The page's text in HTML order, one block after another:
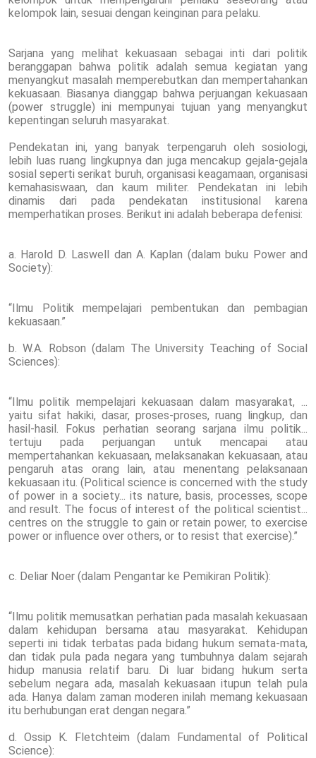
kelompok lain, sesuai dengan keinginan para pelaku.
Sarjana yang melihat kekuasaan sebagai inti dari politik
beranggapan bahwa politik adalah semua kegiatan yang
menyangkut masalah memperebutkan dan mempertahankan
kekuasaan. Biasanya dianggap bahwa perjuangan kekuasaan
(power struggle) ini mempunyai tujuan yang menyangkut
kepentingan seluruh masyarakat.
Pendekatan ini, yang banyak terpengaruh oleh sosiologi,
lebih luas ruang lingkupnya dan juga mencakup gejala-gejala
sosial seperti serikat buruh, organisasi keagamaan, organisasi
kemahasiswaan, dan kaum militer. Pendekatan ini lebih
dinamis dari pada pendekatan institusional karena
memperhatikan proses. Berikut ini adalah beberapa defenisi:
a. Harold D. Laswell dan A. Kaplan (dalam buku Power and
Society):
“Ilmu Politik mempelajari pembentukan dan pembagian
kekuasaan.”
b. W.A. Robson (dalam The University Teaching of Social
Sciences):
“Ilmu politik mempelajari kekuasaan dalam masyarakat, ...
yaitu sifat hakiki, dasar, proses-proses, ruang lingkup, dan
hasil-hasil. Fokus perhatian seorang sarjana ilmu politik...
tertuju pada perjuangan untuk mencapai atau
mempertahankan kekuasaan, melaksanakan kekuasaan, atau
pengaruh atas orang lain, atau menentang pelaksanaan
kekuasaan itu. (Political science is concerned with the study
of power in a society... its nature, basis, processes, scope
and result. The focus of interest of the political scientist...
centres on the struggle to gain or retain power, to exercise
power or influence over others, or to resist that exercise).”
c. Deliar Noer (dalam Pengantar ke Pemikiran Politik):
“Ilmu politik memusatkan perhatian pada masalah kekuasaan
dalam kehidupan bersama atau masyarakat. Kehidupan
seperti ini tidak terbatas pada bidang hukum semata-mata,
dan tidak pula pada negara yang tumbuhnya dalam sejarah
hidup manusia relatif baru. Di luar bidang hukum serta
sebelum negara ada, masalah kekuasaan itupun telah pula
ada. Hanya dalam zaman moderen inilah memang kekuasaan
itu berhubungan erat dengan negara.”
d. Ossip K. Fletchteim (dalam Fundamental of Political
Science):